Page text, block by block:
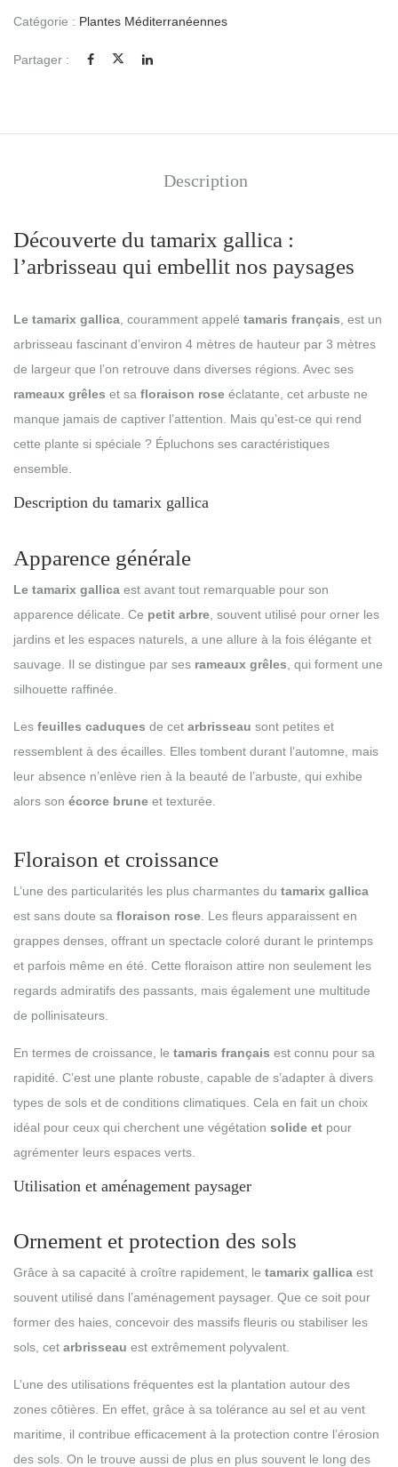
Catégorie : Plantes Méditerranéennes
Partager :
Description
Découverte du tamarix gallica :
l’arbrisseau qui embellit nos paysages
Le tamarix gallica , couramment appelé tamaris français , est un
arbrisseau fascinant d’environ 4 mètres de hauteur par 3 mètres
de largeur que l’on retrouve dans diverses régions. Avec ses
rameaux grêles et sa floraison rose éclatante, cet arbuste ne
manque jamais de captiver l’attention. Mais qu’est-ce qui rend
cette plante si spéciale ? Épluchons ses caractéristiques
ensemble.
Description du tamarix gallica
Apparence générale
Le tamarix gallica est avant tout remarquable pour son
apparence délicate. Ce petit arbre , souvent utilisé pour orner les
jardins et les espaces naturels, a une allure à la fois élégante et
sauvage. Il se distingue par ses rameaux grêles , qui forment une
silhouette raffinée.
Les feuilles caduques de cet arbrisseau sont petites et
ressemblent à des écailles. Elles tombent durant l’automne, mais
leur absence n’enlève rien à la beauté de l’arbuste, qui exhibe
alors son écorce brune et texturée.
Floraison et croissance
L’une des particularités les plus charmantes du tamarix gallica
est sans doute sa floraison rose . Les fleurs apparaissent en
grappes denses, offrant un spectacle coloré durant le printemps
et parfois même en été. Cette floraison attire non seulement les
regards admiratifs des passants, mais également une multitude
de pollinisateurs.
En termes de croissance, le tamaris français est connu pour sa
rapidité. C’est une plante robuste, capable de s’adapter à divers
types de sols et de conditions climatiques. Cela en fait un choix
idéal pour ceux qui cherchent une végétation solide et pour
agrémenter leurs espaces verts.
Utilisation et aménagement paysager
Ornement et protection des sols
Grâce à sa capacité à croître rapidement, le tamarix gallica est
souvent utilisé dans l’aménagement paysager. Que ce soit pour
former des haies, concevoir des massifs fleuris ou stabiliser les
sols, cet arbrisseau est extrêmement polyvalent.
L’une des utilisations fréquentes est la plantation autour des
zones côtières. En effet, grâce à sa tolérance au sel et au vent
maritime, il contribue efficacement à la protection contre l’érosion
des sols. On le trouve aussi de plus en plus souvent le long des